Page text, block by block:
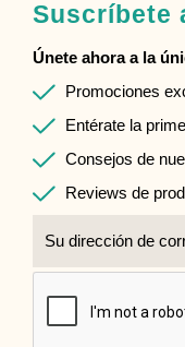
Suscríbete
Únete ahora a la
Promociones
Entérate la
Consejos de
Reviews de